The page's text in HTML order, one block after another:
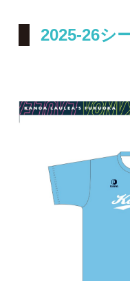
2025-26シ